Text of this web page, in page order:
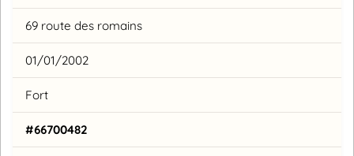
69 route des romains
01/01/2002
Fort
#66700482